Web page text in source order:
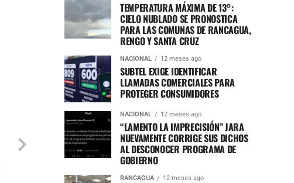
TEMPERATURA MÁXIMA DE 13°:
CIELO NUBLADO SE PRONOSTICA
PARA LAS COMUNAS DE RANCAGUA,
RENGO Y SANTA CRUZ
NACIONAL 12 meses ago
SUBTEL EXIGE IDENTIFICAR
LLAMADAS COMERCIALES PARA
PROTEGER CONSUMIDORES
NACIONAL 12 meses ago
“LAMENTO LA IMPRECISIÓN” JARA
NUEVAMENTE CORRIGE SUS DICHOS
AL DESCONOCER PROGRAMA DE
GOBIERNO
RANCAGUA 12 meses ago